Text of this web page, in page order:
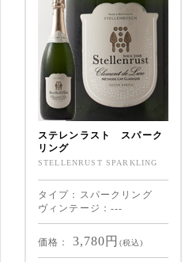
ステレンラスト スパーク
リング
STELLENRUST SPARKLING
タイプ：スパークリング
ヴィンテージ：---
価格： 3,780 円 (税込)